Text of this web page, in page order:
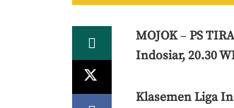
MOJOK–PS
Indosiar, 20.30
Klasemen Liga